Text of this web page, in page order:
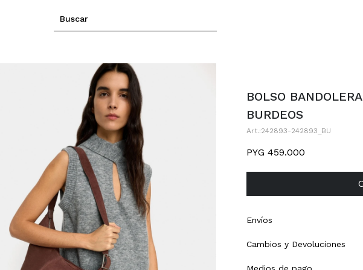
BOLSO
BURDEOS
242893-242893_BU
PYG 459.000
Envíos
Cambios y Devoluciones